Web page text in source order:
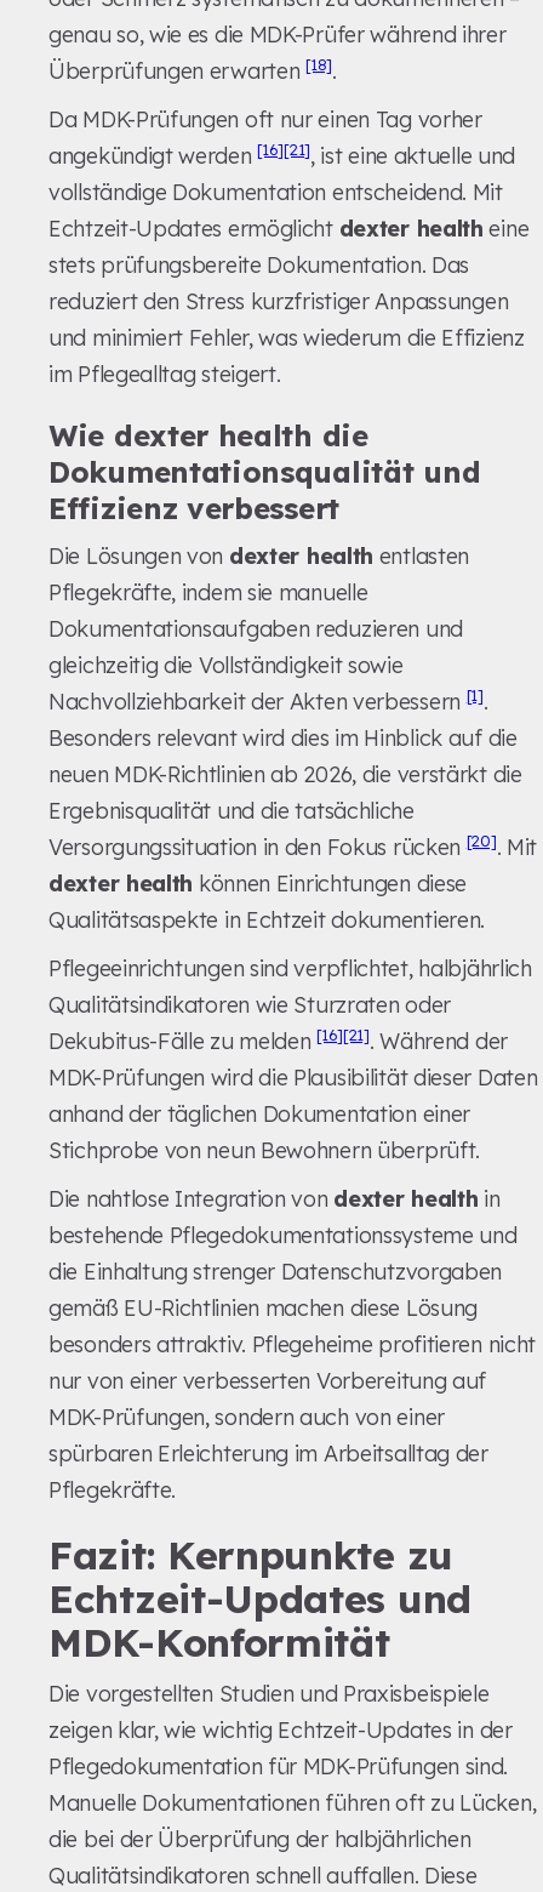
genau so, wie es die MDK-Prüfer während ihrer
Überprüfungen erwarten[18].
Da MDK-Prüfungen oft nur einen Tag vorher
angekündigt werden[16][21], ist eine aktuelle und
vollständige Dokumentation entscheidend. Mit
Echtzeit-Updates ermöglicht dexter health eine
stets prüfungsbereite Dokumentation. Das
reduziert den Stress kurzfristiger Anpassungen
und minimiert Fehler, was wiederum die Effizienz
im Pflegealltag steigert.
Wie dexter health die
Dokumentationsqualität und
Effizienz verbessert
Die Lösungen von dexter health entlasten
Pflegekräfte, indem sie manuelle
Dokumentationsaufgaben reduzieren und
gleichzeitig die Vollständigkeit sowie
Nachvollziehbarkeit der Akten verbessern[1].
Besonders relevant wird dies im Hinblick auf die
neuen MDK-Richtlinien ab 2026, die verstärkt die
Ergebnisqualität und die tatsächliche
Versorgungssituation in den Fokus rücken[20]. Mit
dexter health können Einrichtungen diese
Qualitätsaspekte in Echtzeit dokumentieren.
Pflegeeinrichtungen sind verpflichtet, halbjährlich
Qualitätsindikatoren wie Sturzraten oder
Dekubitus-Fälle zu melden[16][21]. Während der
MDK-Prüfungen wird die Plausibilität dieser Daten
anhand der täglichen Dokumentation einer
Stichprobe von neun Bewohnern überprüft.
Die nahtlose Integration von dexter health in
bestehende Pflegedokumentationssysteme und
die Einhaltung strenger Datenschutzvorgaben
gemäß EU-Richtlinien machen diese Lösung
besonders attraktiv. Pflegeheime profitieren nicht
nur von einer verbesserten Vorbereitung auf
MDK-Prüfungen, sondern auch von einer
spürbaren Erleichterung im Arbeitsalltag der
Pflegekräfte.
Fazit: Kernpunkte zu
Echtzeit-Updates und
MDK-Konformität
Die vorgestellten Studien und Praxisbeispiele
zeigen klar, wie wichtig Echtzeit-Updates in der
Pflegedokumentation für MDK-Prüfungen sind.
Manuelle Dokumentationen führen oft zu Lücken,
die bei der Überprüfung der halbjährlichen
Qualitätsindikatoren schnell auffallen. Diese